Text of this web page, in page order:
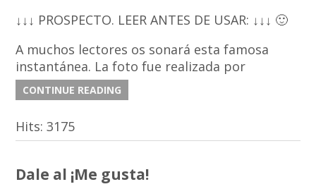
↓↓↓ PROSPECTO. LEER ANTES DE USAR: ↓↓↓ 🙂
A muchos lectores os sonará esta famosa
instantánea. La foto fue realizada por
CONTINUE READING
Hits: 3175
Dale al ¡Me gusta!